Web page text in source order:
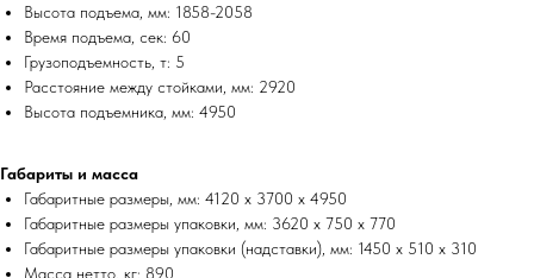
Высота подъема, мм: 1858-2058
Время подъема, сек: 60
Грузоподъемность, т: 5
Расстояние между стойками, мм: 2920
Высота подъемника, мм: 4950
Габариты и масса
Габаритные размеры, мм: 4120 х 3700 х 4950
Габаритные размеры упаковки, мм: 3620 x 750 x 770
Габаритные размеры упаковки (надставки), мм: 1450 х 510 х 310
Масса нетто, кг: 890